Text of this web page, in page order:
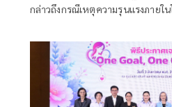
กล่าวถึงกรณีเหตุความรุนแรงภายใ
สถานการณ์ และได้มอบหมายให้โร
สาธารณสุขพื้นที่โดยรอบให้การดูแ
เน้นย้ำให้ติดตามอาการผู้ป่วยอาก